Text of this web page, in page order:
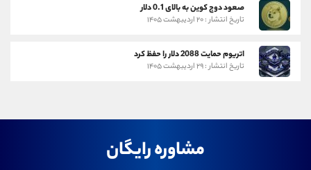
صعود دوج کوین به بالای 0.1 دلار
تاریخ انتشار : ۲۰ اردیبهشت ۱۴۰۵
اتریوم حمایت 2088 دلار را حفظ کرد
تاریخ انتشار : ۲۹ اردیبهشت ۱۴۰۵
مشاوره رایگان